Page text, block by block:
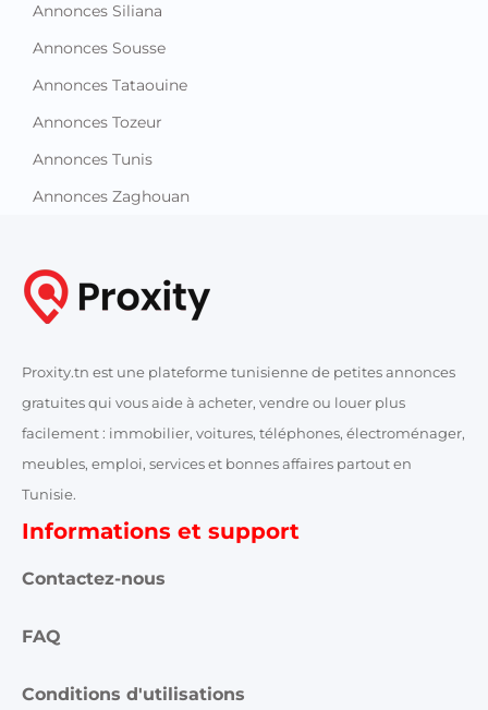
Annonces Siliana
Annonces Sousse
Annonces Tataouine
Annonces Tozeur
Annonces Tunis
Annonces Zaghouan
Proxity.tn est une plateforme tunisienne de petites annonces
gratuites qui vous aide à acheter, vendre ou louer plus
facilement : immobilier, voitures, téléphones, électroménager,
meubles, emploi, services et bonnes affaires partout en
Tunisie.
Informations et support
Contactez-nous
FAQ
Conditions d'utilisations